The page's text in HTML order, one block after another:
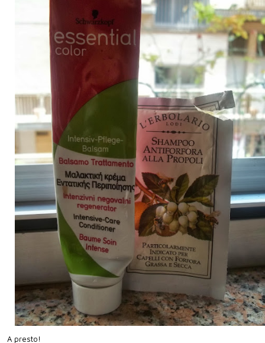
A presto!